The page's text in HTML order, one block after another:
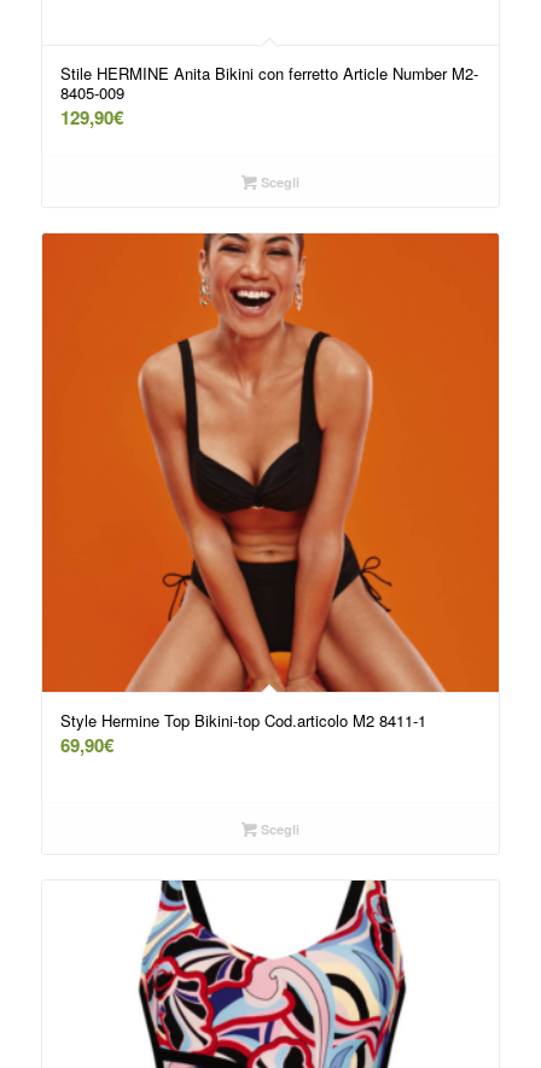
Stile HERMINE Anita Bikini con ferretto Article Number M2-
8405-009
129,90€
Scegli
Style Hermine Top Bikini-top Cod.articolo M2 8411-1
69,90€
Scegli